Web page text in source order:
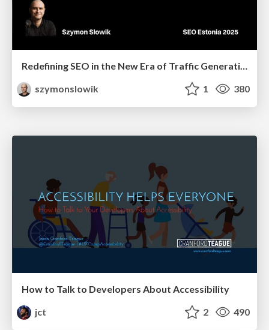
Redefining SEO in the New Era of Traffic Generation
szymonslowik
1 380
How to Talk to Developers About Accessibility
jct
2 490